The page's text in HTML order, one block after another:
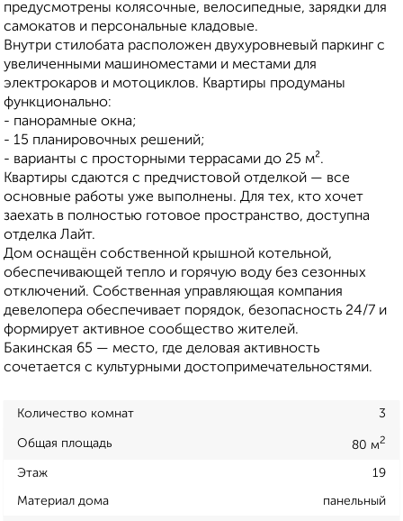
предусмотрены колясочные, велосипедные, зарядки для
самокатов и персональные кладовые.
Внутри стилобата расположен двухуровневый паркинг с
увеличенными машиноместами и местами для
электрокаров и мотоциклов. Квартиры продуманы
функционально:
- панорамные окна;
- 15 планировочных решений;
- варианты с просторными террасами до 25 м².
Квартиры сдаются с предчистовой отделкой — все
основные работы уже выполнены. Для тех, кто хочет
заехать в полностью готовое пространство, доступна
отделка Лайт.
Дом оснащён собственной крышной котельной,
обеспечивающей тепло и горячую воду без сезонных
отключений. Собственная управляющая компания
девелопера обеспечивает порядок, безопасность 24/7 и
формирует активное сообщество жителей.
Бакинская 65 — место, где деловая активность
сочетается с культурными достопримечательностями.
Количество комнат 3
Общая площадь 80 м2
Этаж 19
Материал дома панельный